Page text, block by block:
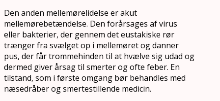
Den anden mellemørelidelse er akut
mellemørebetændelse. Den forårsages af virus
eller bakterier, der gennem det eustakiske rør
trænger fra svælget op i mellemøret og danner
pus, der får trommehinden til at hvælve sig udad og
dermed giver årsag til smerter og ofte feber. En
tilstand, som i første omgang bør behandles med
næsedråber og smertestillende medicin.